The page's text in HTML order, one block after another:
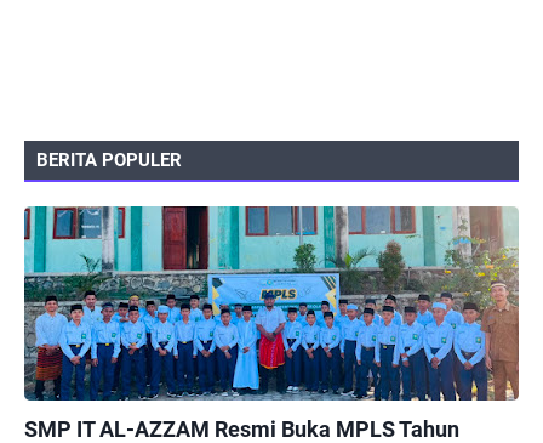
BERITA POPULER
SMP IT AL-AZZAM Resmi Buka MPLS Tahun